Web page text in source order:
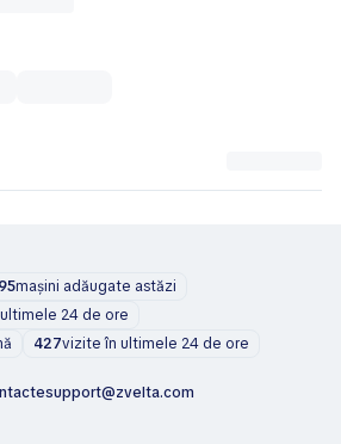
95mașini adăugate astăzi
24 de ore
427vizite în ultimele 24 de ore
support@zvelta.com